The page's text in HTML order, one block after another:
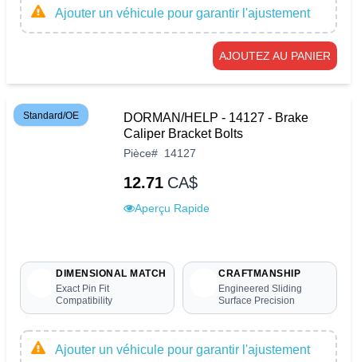
Ajouter un véhicule pour garantir l'ajustement
AJOUTEZ AU PANIER
Standard/OE
DORMAN/HELP - 14127 - Brake
Caliper Bracket Bolts
Pièce# 14127
12.71 CA$
Aperçu Rapide
DIMENSIONAL MATCH
Exact Pin Fit
Compatibility
CRAFTMANSHIP
Engineered Sliding
Surface Precision
Ajouter un véhicule pour garantir l'ajustement